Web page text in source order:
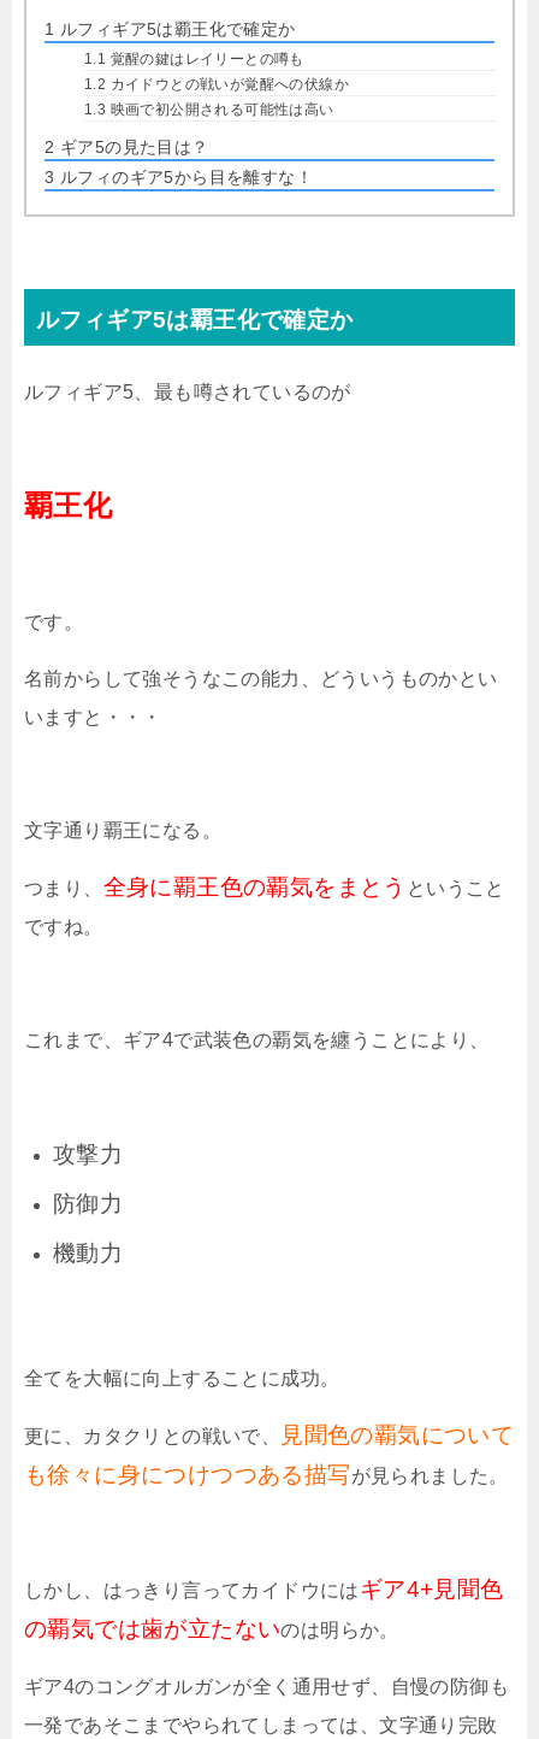
1 ルフィギア5は覇王化で確定か
1.1 覚醒の鍵はレイリーとの噂も
1.2 カイドウとの戦いが覚醒への伏線か
1.3 映画で初公開される可能性は高い
2 ギア5の見た目は？
3 ルフィのギア5から目を離すな！
ルフィギア5は覇王化で確定か
ルフィギア5、最も噂されているのが
覇王化
です。
名前からして強そうなこの能力、どういうものかとい
いますと・・・
文字通り覇王になる。
つまり、 全身に覇王色の覇気をまとう ということ
ですね。
これまで、ギア4で武装色の覇気を纏うことにより、
攻撃力
防御力
機動力
全てを大幅に向上することに成功。
更に、カタクリとの戦いで、
見聞色の覇気について
も徐々に身につけつつある描写が見られました。
しかし、はっきり言ってカイドウにはギア4+見聞色
の覇気では歯が立たないのは明らか。
ギア4のコングオルガンが全く通用せず、自慢の防御も
一発であそこまでやられてしまっては、文字通り完敗